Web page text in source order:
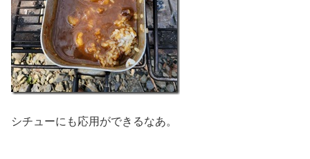
シチューにも応用ができるなあ。